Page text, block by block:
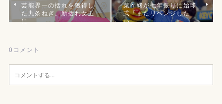
芸能界一の括れを獲得し
た九条ねぎ。新括れ女王
に
菜々緒が七年振りに始球
式「またリベンジした
い。」
0 コメント